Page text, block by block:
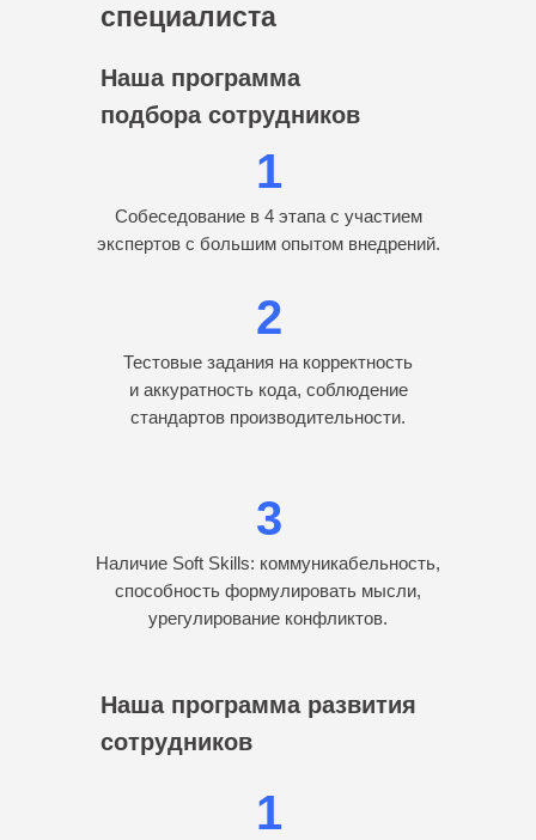
специалиста
Наша программа
подбора сотрудников
Наша программа развития
сотрудников
1
1
Собеседование в 4 этапа с участием
экспертов с большим опытом внедрений.
2
Тестовые задания на корректность
и аккуратность кода, соблюдение
стандартов производительности.
3
Наличие Soft Skills: коммуникабельность,
способность формулировать мысли,
урегулирование конфликтов.